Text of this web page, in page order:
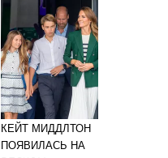
КЕЙТ МИДДЛТОН
ПОЯВИЛАСЬ НА